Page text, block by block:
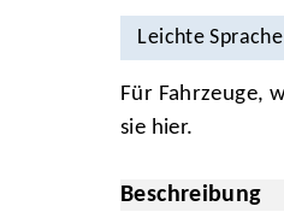
Leichte Sprache
Für Fahrzeuge,
sie hier.
Beschreibung